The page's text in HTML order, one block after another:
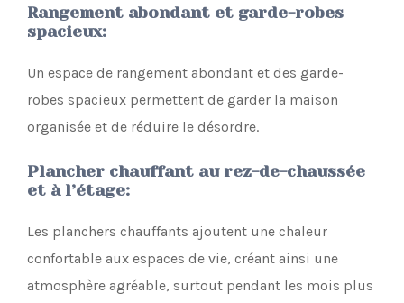
Rangement abondant et garde-robes
spacieux:
Un espace de rangement abondant et des garde-
robes spacieux permettent de garder la maison
organisée et de réduire le désordre.
Plancher chauffant au rez-de-chaussée
et à l’étage:
Les planchers chauffants ajoutent une chaleur
confortable aux espaces de vie, créant ainsi une
atmosphère agréable, surtout pendant les mois plus